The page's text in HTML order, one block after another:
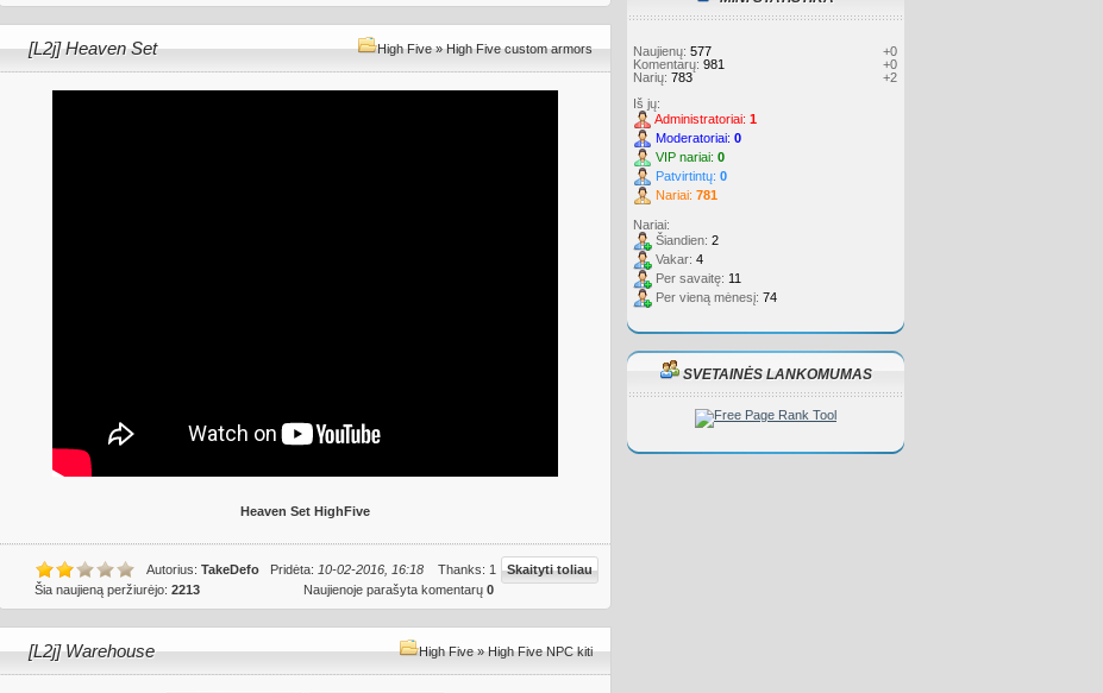
[L2j] Heaven Set High Five»High Five custom armors
Heaven Set HighFive
Autorius: TakeDefo Pridėta: 10-02-2016, 16:18 Thanks: 1
Skaityti toliau
Šia naujieną peržiurėjo: 2213 Naujienoje parašyta komentarų 0
[L2j] Warehouse High Five»High Five NPC kiti
+0
Naujienų: 577
+0
Komentarų: 981
+2
Narių: 783
Iš jų:
Administratoriai: 1
Moderatoriai: 0
VIP nariai: 0
Patvirtintų: 0
Nariai: 781
Nariai:
Šiandien: 2
Vakar: 4
Per savaitę: 11
Per vieną mėnesį: 74
SVETAINĖS LANKOMUMAS